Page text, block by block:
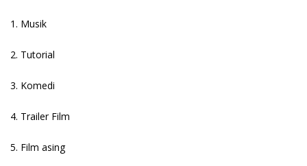
1. Musik
2. Tutorial
3. Komedi
4. Trailer Film
5. Film asing